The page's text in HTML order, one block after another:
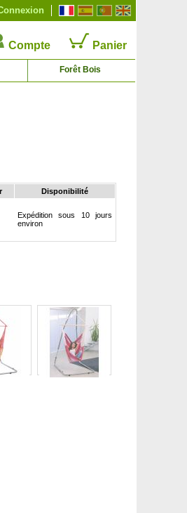
Compte Panier
Forêt Bois
Disponibilité
Expédition sous 10 jours
environ